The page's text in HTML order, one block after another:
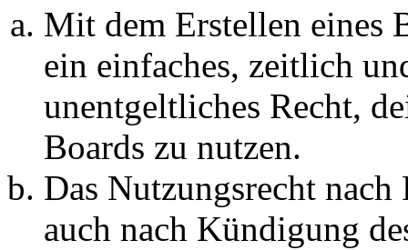
Mit dem Erstellen eines
ein einfaches, zeitlich
unentgeltliches Recht,
Boards zu nutzen.
Das Nutzungsrecht
auch nach Kündigung